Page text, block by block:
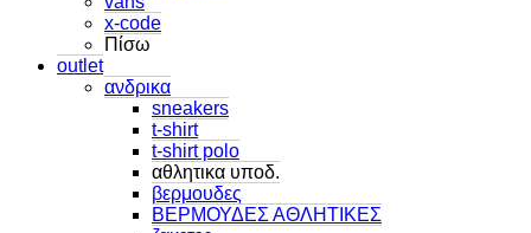
x-code
Πίσω
outlet
ανδρικα
sneakers
t-shirt
t-shirt polo
αθλητικα υποδ.
βερμουδες
ΒΕΡΜΟΥΔΕΣ ΑΘΛΗΤΙΚΕΣ